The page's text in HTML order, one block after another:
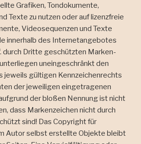
Grafiken, Tondokumente,
Texte zu nutzen oder auf lizenzfreie
Videosequenzen und Texte
innerhalb des Internetangebotes
durch Dritte geschützten Marken-
uneingeschränkt den
jeweils gültigen Kennzeichenrechts
der jeweiligen eingetragenen
der bloßen Nennung ist nicht
dass Markenzeichen nicht durch
sind! Das Copyright für
Autor selbst erstellte Objekte bleibt